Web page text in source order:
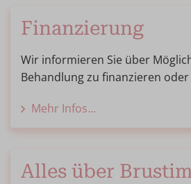
Finanzierung
Wir informieren Sie über
Behandlung zu finanzieren
Mehr Infos...
Alles über